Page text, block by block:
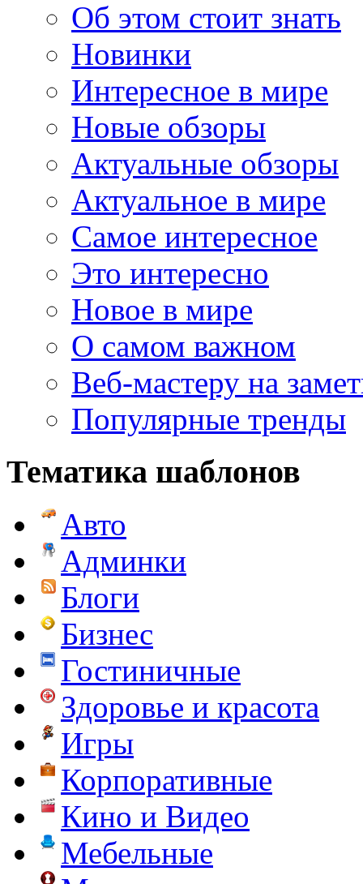
Об этом стоит знать
Новинки
Интересное в мире
Новые обзоры
Актуальные обзоры
Актуальное в мире
Самое интересное
Это интересно
Новое в мире
О самом важном
Веб-мастеру на
Популярные тренды
Тематика шаблонов
Авто
Админки
Блоги
Бизнес
Гостиничные
Здоровье и красота
Игры
Корпоративные
Кино и Видео
Мебельные